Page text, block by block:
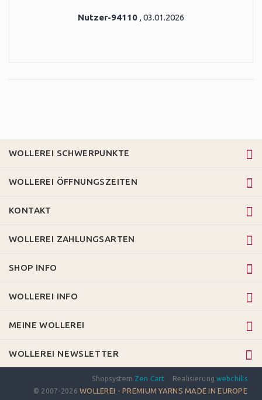
Nutzer-94110 , 03.01.2026
WOLLEREI SCHWERPUNKTE
WOLLEREI ÖFFNUNGSZEITEN
KONTAKT
WOLLEREI ZAHLUNGSARTEN
SHOP INFO
WOLLEREI INFO
MEINE WOLLEREI
WOLLEREI NEWSLETTER
Shopsystem Zen Cart Realisierungwebchills
© 2007-2026WOLLEREI - PREMIUM YARNS MADE IN EUROPE